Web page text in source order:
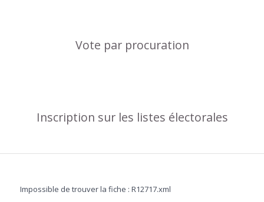
Vote par procuration
Inscription sur les listes électorales
Impossible de trouver la fiche : R12717.xml